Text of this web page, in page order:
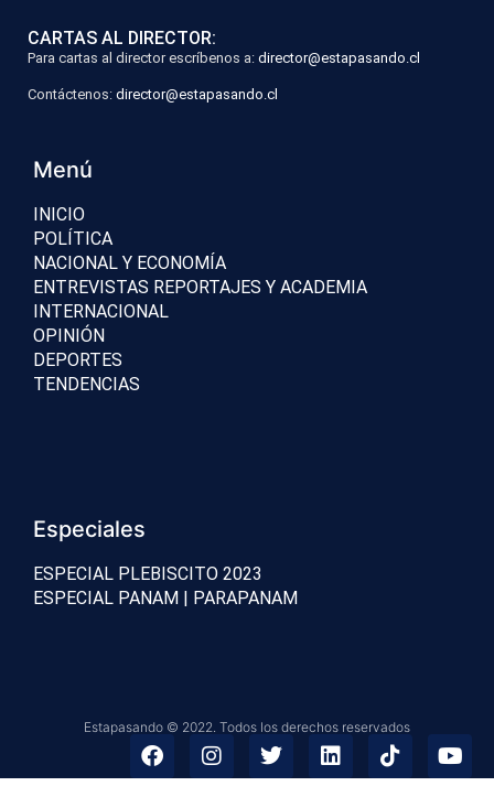
CARTAS AL DIRECTOR:
Para cartas al director escríbenos a: director@estapasando.cl
Contáctenos: director@estapasando.cl
Menú
INICIO
POLÍTICA
NACIONAL Y ECONOMÍA
ENTREVISTAS REPORTAJES Y ACADEMIA
INTERNACIONAL
OPINIÓN
DEPORTES
TENDENCIAS
Especiales
ESPECIAL PLEBISCITO 2023
ESPECIAL PANAM | PARAPANAM
Estapasando © 2022. Todos los derechos reservados